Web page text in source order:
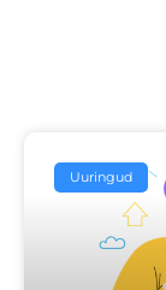
Uuringud